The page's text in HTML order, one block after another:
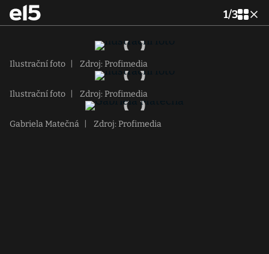
1/3
Ilustrační foto Zdroj: Profimedia
Ilustrační foto Zdroj: Profimedia
Gabriela Matečná Zdroj: Profimedia